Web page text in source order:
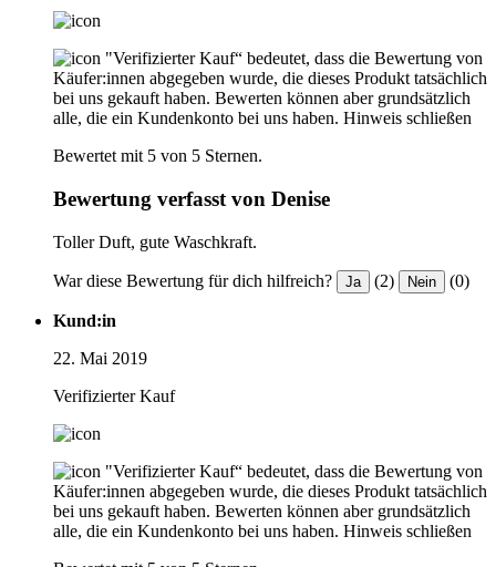
"Verifizierter Kauf“ bedeutet, dass die Bewertung von
Käufer:innen abgegeben wurde, die dieses Produkt tatsächlich
bei uns gekauft haben. Bewerten können aber grundsätzlich
alle, die ein Kundenkonto bei uns haben. Hinweis schließen
Bewertet mit 5 von 5 Sternen.
Bewertung verfasst von Denise
Toller Duft, gute Waschkraft.
War diese Bewertung für dich hilfreich? Ja (2) Nein (0)
Kund:in
22. Mai 2019
Verifizierter Kauf
"Verifizierter Kauf“ bedeutet, dass die Bewertung von
Käufer:innen abgegeben wurde, die dieses Produkt tatsächlich
bei uns gekauft haben. Bewerten können aber grundsätzlich
alle, die ein Kundenkonto bei uns haben. Hinweis schließen